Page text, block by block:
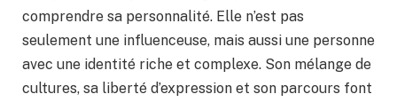
comprendre sa personnalité. Elle n’est pas
seulement une influenceuse, mais aussi une personne
avec une identité riche et complexe. Son mélange de
cultures, sa liberté d’expression et son parcours font